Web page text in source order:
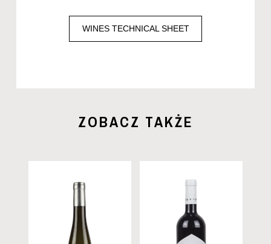
WINES TECHNICAL SHEET
ZOBACZ TAKŻE